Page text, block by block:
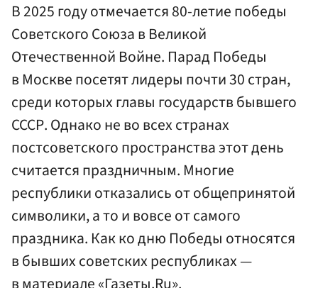
В 2025 году отмечается 80-летие победы
Советского Союза в Великой
Отечественной Войне. Парад Победы
в Москве посетят лидеры почти 30 стран,
среди которых главы государств бывшего
СССР. Однако не во всех странах
постсоветского пространства этот день
считается праздничным. Многие
республики отказались от общепринятой
символики, а то и вовсе от самого
праздника. Как ко дню Победы относятся
в бывших советских республиках —